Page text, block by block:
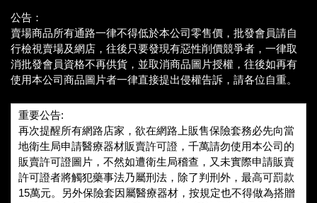
公告：
賣場商品所有通路一律不得低於本公司零售價，批發會員請自
行檢視賣場及網店，往後只要發現有惡性削價競爭者，一律取
消批發會員資格不再供貨，並取消商品圖片授權，往後如再有
使用本公司商品圖片者一律直接提出侵權告訴，請各位自重。
重要公告:
再次提醒所有網路店家，欲在網路上販售保險套務必先向當
地衛生局申請醫療器材販賣許可證，千萬請勿使用本公司的
販賣許可證圖片，不然如遭衛生局稽查，又未實際申請販賣
許可證者將觸犯藥事法乃屬刑法，除了判刑外，最高可罰款
15萬元。另外保險套因屬醫療器材，按規定也不得做為搭贈